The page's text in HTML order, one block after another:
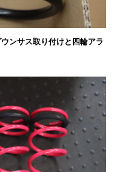
ンサス取り付けと四輪アラ